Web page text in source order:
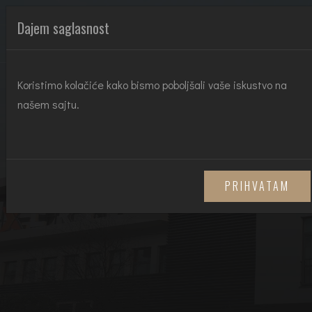
Dajem saglasnost
Koristimo kolačiće kako bismo poboljšali vaše iskustvo na
našem sajtu.
PRIHVATAM
HT REAL ESTATE